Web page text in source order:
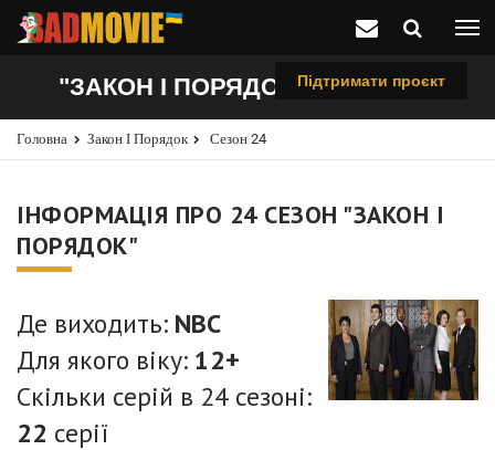
Підтримати проєкт
"ЗАКОН І ПОРЯДОК", 24 СЕЗОН
Головна Закон І Порядок Сезон 24
ІНФОРМАЦІЯ ПРО 24 СЕЗОН "ЗАКОН І
ПОРЯДОК"
Де виходить: NBC
Для якого віку: 12+
Скільки серій в 24 сезоні:
22 серії